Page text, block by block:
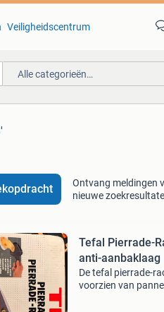
Veiligheidscentrum
Alle categorieën…
Ontvang meldingen
nieuwe
Tefal Pierrade-
anti-aanbaklaag
De tefal pierrade-
voorzien van